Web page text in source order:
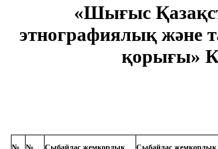
«Шығыс
этнографиялық және
қорығы»